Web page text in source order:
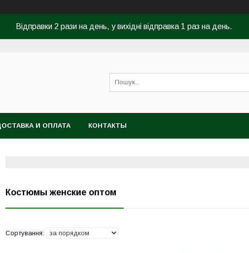
Відправки 2 рази на день, у вихідні відправка 1 раз на день.
И ОПЛАТА КОНТАКТЫ
Костюмы женские оптом